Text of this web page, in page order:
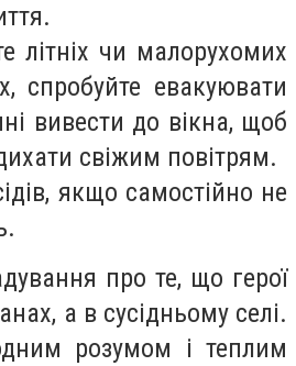
літніх чи малорухомих
спробуйте евакуювати
вивести до вікна, щоб
свіжим повітрям.
якщо самостійно не
про те, що герої
а в сусідньому селі.
розумом і теплим